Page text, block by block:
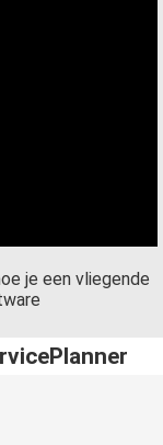
je een vliegende